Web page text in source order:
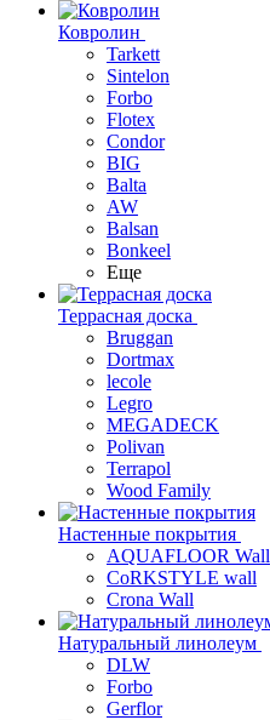
Ковролин
Tarkett
Sintelon
Forbo
Flotex
Condor
BIG
Balta
AW
Balsan
Bonkeel
Еще
Террасная доска
Bruggan
Dortmax
lecole
Legro
MEGADECK
Polivan
Terrapol
Wood Family
Настенные покрытия
AQUAFLOOR Wall
CoRKSTYLE wall
Crona Wall
Натуральный линолеум
DLW
Forbo
Gerflor